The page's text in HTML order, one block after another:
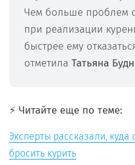
Чем больше проблем
при реализации
быстрее ему
отметила Татьяна
⚡️ Читайте еще по теме:
Эксперты рассказали,
бросить курить